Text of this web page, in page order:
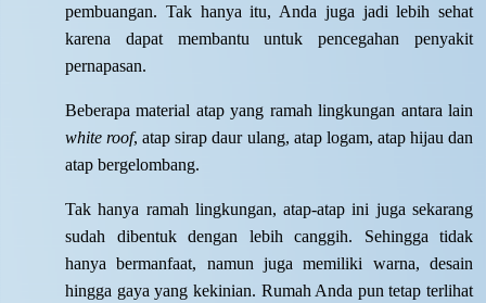
pembuangan. Tak hanya itu, Anda juga jadi lebih sehat
karena dapat membantu untuk pencegahan penyakit
pernapasan.
Beberapa material atap yang ramah lingkungan antara lain
white roof, atap sirap daur ulang, atap logam, atap hijau dan
atap bergelombang.
Tak hanya ramah lingkungan, atap-atap ini juga sekarang
sudah dibentuk dengan lebih canggih. Sehingga tidak
hanya bermanfaat, namun juga memiliki warna, desain
hingga gaya yang kekinian. Rumah Anda pun tetap terlihat